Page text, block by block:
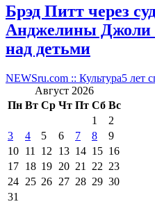
Брэд Питт через
Анджелины Джоли
над детьми
NEWSru.com :: Культура5 лет
Август 2026
Пн Вт Ср Чт Пт Сб Вс
1
2
3
4 5 6 7 8
9
10 11 12 13 14 15 16
17 18 19 20 21 22 23
24 25 26 27 28 29 30
31